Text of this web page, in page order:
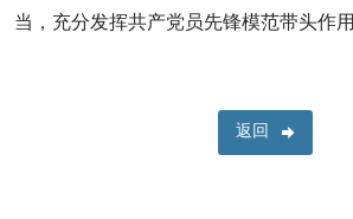
当，充分发挥共产党员先锋模范带头作用
返回